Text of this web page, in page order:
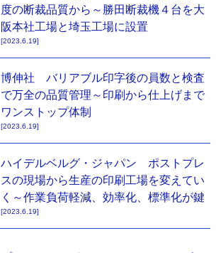
度の断裁品質から～勝田断裁機４台を大
阪本社工場と埼玉工場に設置
[2023.6.19]
博伸社 バリアブル印字後の員数と検査
で万全の品質管理～印刷から仕上げまで
ワンストップ体制
[2023.6.19]
ハイデルベルグ・ジャパン ポストプレ
スの現場から生産の印刷工場を変えてい
く～作業負荷軽減、効率化、標準化が鍵
[2023.6.19]